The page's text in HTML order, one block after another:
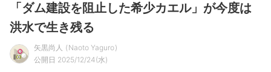
「ダム建設を阻止した希少カエル」が今度は
洪水で生き残る
矢黒尚人
Naoto Yaguro
公開日 2025/12/24(水)